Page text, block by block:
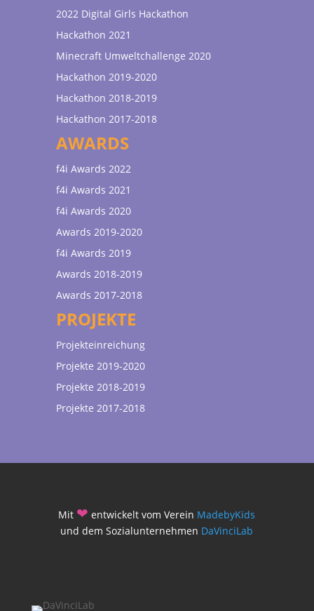
2022 Digital Girls Hackathon
Hackathon 2021
Minecraft Umweltchallenge 2020
Hackathon 2019-2020
Hackathon 2018-2019
Hackathon 2017-2018
AWARDS
f4i Awards 2022
f4i Awards 2021
f4i Awards 2020
Awards 2019-2020
f4i Awards 2019
Awards 2018-2019
Awards 2017-2018
PROJEKTE
Projekteinreichung
Projekte 2019-2020
Projekte 2018-2019
Projekte 2017-2018
Mit ❤ entwickelt vom Verein MadebyKids
und dem Sozialunternehmen DaVinciLab